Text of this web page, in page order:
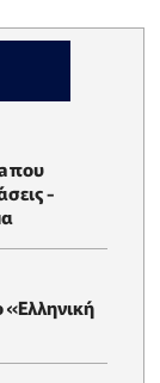
που
-
«Ελληνική